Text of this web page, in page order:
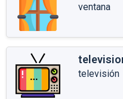
ventana
televisión